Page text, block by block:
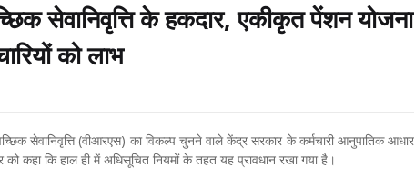
सेवानिवृत्ति के हकदार, एकीकृत पेंशन योजना
को लाभ
सेवानिवृत्ति (वीआरएस) का विकल्प चुनने वाले केंद्र सरकार के कर्मचारी आनुपातिक आधार
कहा कि हाल ही में अधिसूचित नियमों के तहत यह प्रावधान रखा गया है।